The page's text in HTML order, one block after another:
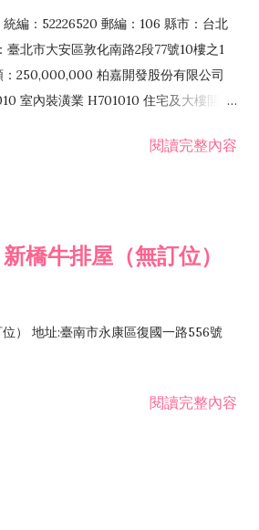
編：52226520 郵編：106 縣市：台北
北市大安區敦化南路2段77號10樓之1
250,000,000 柏嘉開發股份有限公司
室內裝潢業 H701010 住宅及大樓開發
賣業 H703100 不動產租賃業 I503010
閱讀完整內容
新橋牛排屋（無訂位）
） 地址:臺南市永康區復國一路556號
閱讀完整內容